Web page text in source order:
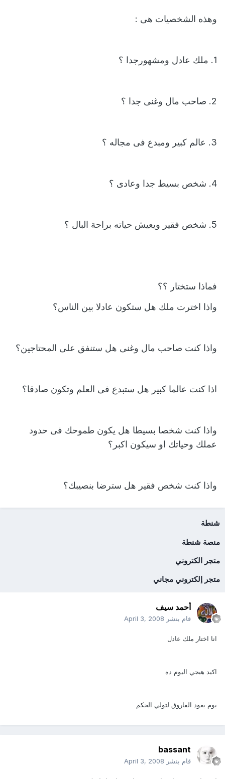
وهذه الشخصيات هى :
1. ملك عادل ومشهورجدا ؟
2. صاحب مال وغنى جدا ؟
3. عالم كبير ومبدع فى مجاله ؟
4. شخص بسيط جدا وعادى ؟
5. شخص فقير ويعيش حياته براحة البال ؟
فماذا ستختار ؟؟
واذا اخترت ملك هل ستكون عادلا بين الناس؟
واذا كنت صاحب مال وغنى هل ستنفق على المحتاجين؟
اذا كنت عالما كبير هل ستبدع فى العلم وتكون صادقا؟
واذا كنت شخصا بسيطا هل يكون طموحك فى حدود
عملك وحياتك او سيكون اكبر؟
واذا كنت شخص فقير هل سترضا بنصيبك؟
شنطة
منصة شنطة
متجر الكتروني
متجر إلكتروني مجاني
أحمد سيف
قام بنشر April 3, 2008
انا اختار ملك عادل
اكيد هيجي اليوم ده
يوم يعود الفاروق لتولي الحكم
bassant
قام بنشر April 3, 2008